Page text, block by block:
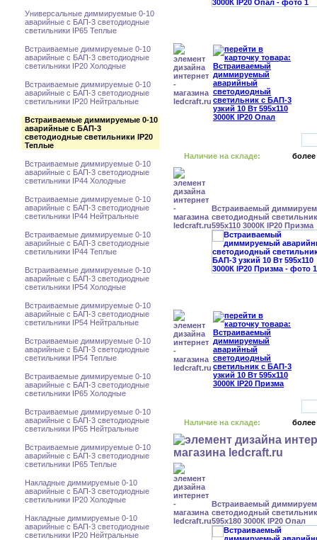
Универсальные диммируемые 0-10
аварийные с БАП-3 светодиодные
светильники IP65 Теплые
Встраиваемые диммируемые 0-10
аварийные с БАП-3 светодиодные
светильники IP20 Холодные
Встраиваемые диммируемые 0-10
аварийные с БАП-3 светодиодные
светильники IP20 Нейтральные
Встраиваемые диммируемые 0-10
аварийные с БАП-3
светодиодные светильники IP20
Теплые
Встраиваемые диммируемые 0-10
аварийные с БАП-3 светодиодные
светильники IP44 Холодные
Встраиваемые диммируемые 0-10
аварийные с БАП-3 светодиодные
светильники IP44 Нейтральные
Встраиваемые диммируемые 0-10
аварийные с БАП-3 светодиодные
светильники IP44 Теплые
Встраиваемые диммируемые 0-10
аварийные с БАП-3 светодиодные
светильники IP54 Холодные
Встраиваемые диммируемые 0-10
аварийные с БАП-3 светодиодные
светильники IP54 Нейтральные
Встраиваемые диммируемые 0-10
аварийные с БАП-3 светодиодные
светильники IP54 Теплые
Встраиваемые диммируемые 0-10
аварийные с БАП-3 светодиодные
светильники IP65 Холодные
Встраиваемые диммируемые 0-10
аварийные с БАП-3 светодиодные
светильники IP65 Нейтральные
Встраиваемые диммируемые 0-10
аварийные с БАП-3 светодиодные
светильники IP65 Теплые
Накладные диммируемые 0-10
аварийные с БАП-3 светодиодные
светильники IP20 Холодные
Накладные диммируемые 0-10
аварийные с БАП-3 светодиодные
светильники IP20 Нейтральные
Наличие на складе: более
Встраиваемый
светодиодный
595x110 3000К IP20 Призма
Наличие на складе: более
Встраиваемый
светодиодный
595x180 3000К IP20 Опал